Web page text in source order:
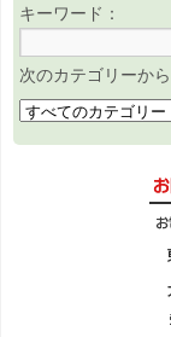
キーワード：
次のカテゴリーから